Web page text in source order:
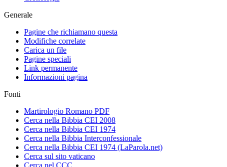
Generale
Pagine che richiamano questa
Modifiche correlate
Carica un file
Pagine speciali
Link permanente
Informazioni pagina
Fonti
Martirologio Romano PDF
Cerca nella Bibbia CEI 2008
Cerca nella Bibbia CEI 1974
Cerca nella Bibbia Interconfessionale
Cerca nella Bibbia CEI 1974 (LaParola.net)
Cerca sul sito vaticano